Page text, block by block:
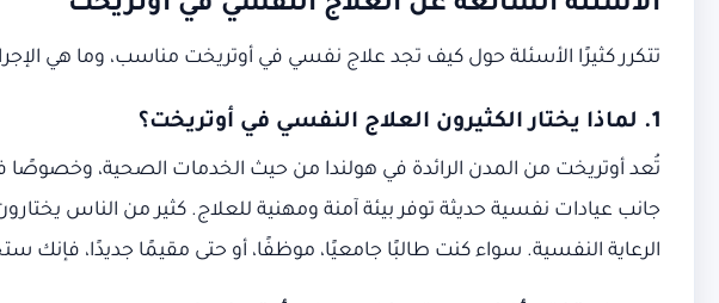
الأسئلة الشائعة عن العلاج النفسي في أوتريخت
تتكرر كثيرًا الأسئلة حول كيف تجد علاج نفسي في أوتريخت مناسب، وما هي
1. لماذا يختار الكثيرون العلاج النفسي في أوتريخت؟
تُعد أوتريخت من المدن الرائدة في هولندا من حيث الخدمات الصحية، وخصوصًا
جانب عيادات نفسية حديثة توفر بيئة آمنة ومهنية للعلاج. كثير من الناس
الرعاية النفسية. سواء كنت طالبًا جامعيًا، موظفًا، أو حتى مقيمًا جديدًا، فإنك